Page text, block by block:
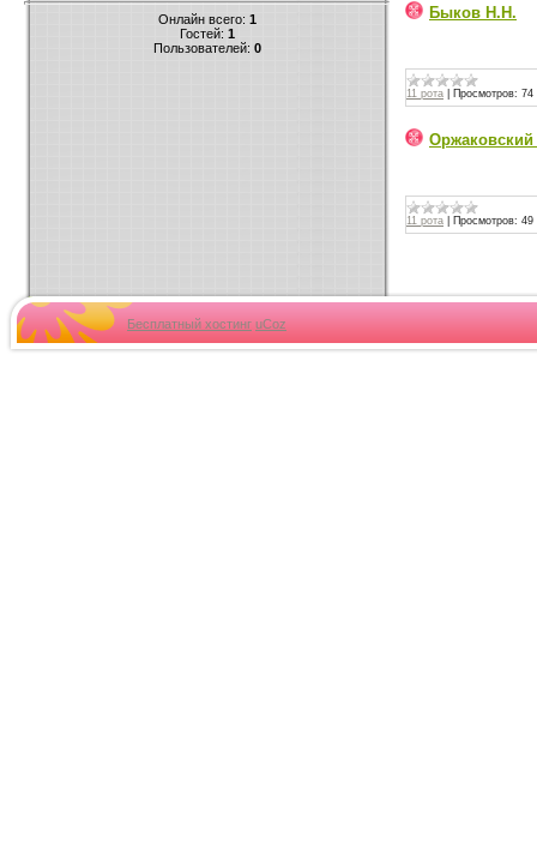
Онлайн всего: 1
Гостей: 1
Пользователей: 0
Быков Н.Н.
11 рота Просмотров: 74
11 рота Просмотров: 49
Бесплатный хостинг uCoz